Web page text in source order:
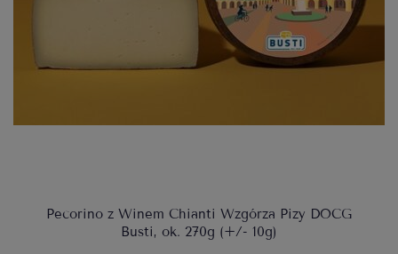
Pecorino z Winem Chianti Wzgórza Pizy DOCG
Busti, ok. 270g (+/- 10g)